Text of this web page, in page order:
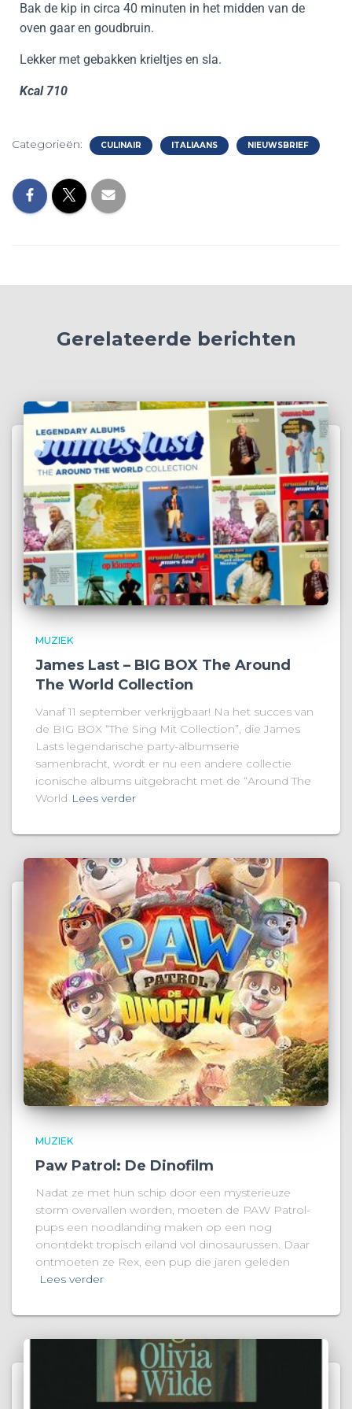
Bak de kip in circa 40 minuten in het midden van de
oven gaar en goudbruin.
Lekker met gebakken krieltjes en sla.
Kcal 710
Categorieën: CULINAIR ITALIAANS NIEUWSBRIEF
Gerelateerde berichten
MUZIEK
James Last – BIG BOX The Around
The World Collection
Vanaf 11 september verkrijgbaar! Na het succes van
de BIG BOX “The Sing Mit Collection”, die James
Lasts legendarische party-albumserie
samenbracht, wordt er nu een andere collectie
iconische albums uitgebracht met de “Around The
World Lees verder
MUZIEK
Paw Patrol: De Dinofilm
Nadat ze met hun schip door een mysterieuze
storm overvallen worden, moeten de PAW Patrol-
pups een noodlanding maken op een nog
onontdekt tropisch eiland vol dinosaurussen. Daar
ontmoeten ze Rex, een pup die jaren geleden
Lees verder